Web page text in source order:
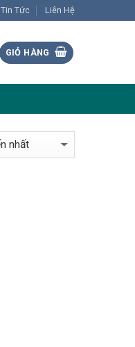
Tin Tức Liên Hệ
GIỎ HÀNG